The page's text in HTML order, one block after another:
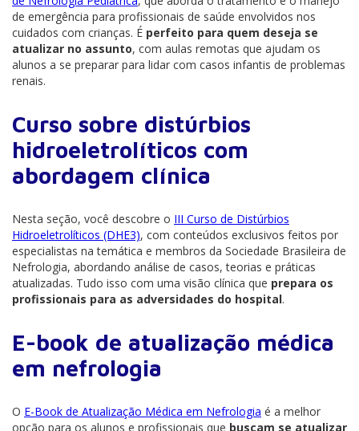
de emergência para profissionais de saúde envolvidos nos
cuidados com crianças. É perfeito para quem deseja se
atualizar no assunto, com aulas remotas que ajudam os
alunos a se preparar para lidar com casos infantis de problemas
renais.
Curso sobre distúrbios
hidroeletrolíticos com
abordagem clínica
Nesta seção, você descobre o III Curso de Distúrbios
Hidroeletrolíticos (DHE3), com conteúdos exclusivos feitos por
especialistas na temática e membros da Sociedade Brasileira de
Nefrologia, abordando análise de casos, teorias e práticas
atualizadas. Tudo isso com uma visão clínica que prepara os
profissionais para as adversidades do hospital.
E-book de atualização médica
em nefrologia
O E-Book de Atualização Médica em Nefrologia é a melhor
opção para os alunos e profissionais que buscam se atualizar